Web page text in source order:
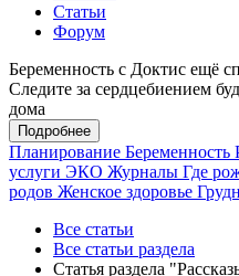
Статьи
Форум
Беременность с Доктис ещё
Следите за сердцебиением
дома
Подробнее
Планирование Беременность
услуги ЭКО Журналы Где
родов Женское здоровье
Все статьи
Все статьи раздела
Статья раздела